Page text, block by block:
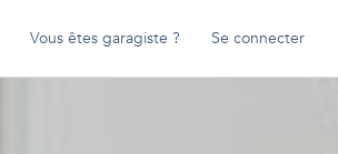
Vous êtes garagiste ? Se connecter